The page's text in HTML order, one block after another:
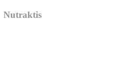
Nutraktis